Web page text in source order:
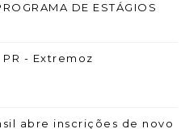
DE ESTÁGIOS
- Extremoz
abre inscrições de novo